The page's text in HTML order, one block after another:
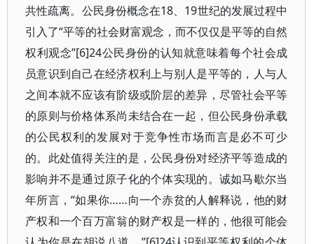
共性疏离。公民身份概念在18、19世纪的发展过程中
引入了“平等的社会财富观念，而不仅仅是平等的自然
权利观念”[6]24公民身份的认知就意味着每个社会成
员意识到自己在经济权利上与别人是平等的，人与人
之间本就不应该有阶级或阶层的差异，尽管社会平等
的原则与价格体系尚未结合在一起，但公民身份承载
的公民权利的发展对于竞争性市场而言是必不可少
的。此处值得关注的是，公民身份对经济平等造成的
影响并不是通过原子化的个体实现的。诚如马歇尔当
年所言，“如果你……向一个赤贫的人解释说，他的财
产权和一个百万富翁的财产权是一样的，他很可能会